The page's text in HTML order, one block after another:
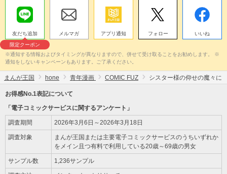
友だち追加
限定クーポン
メルマガ アプリ通知 フォロー いいね
※通知する情報およびタイミングが異なりますので、併せて受け取ることをお勧めします。 ※
通知をしないキャンペーンもあります。ご了承ください。
まんが王国 hone 青年漫画 COMIC FUZ シスター様の仰せの魔々に
お得感No.1表記について
「電子コミックサービスに関するアンケート」
調査期間 2026年3月6日～2026年3月18日
調査対象
まんが王国または主要電子コミックサービスのうちいずれか
をメイン且つ有料で利用している20歳～69歳の男女
サンプル数 1,236サンプル